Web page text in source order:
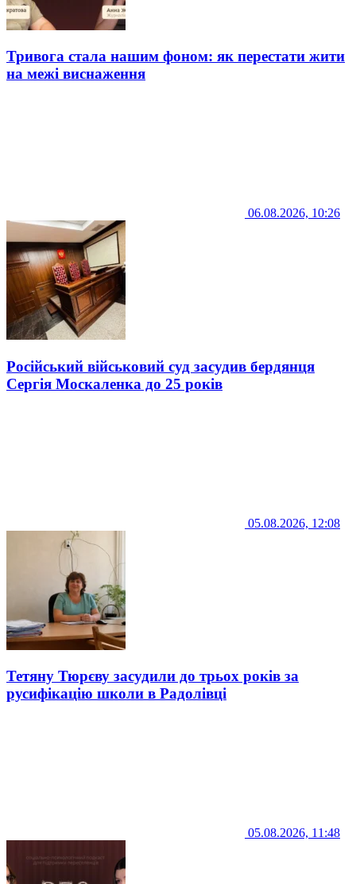
Тривога стала нашим фоном: як перестати жити
на межі виснаження
06.08.2026, 10:26
Російський військовий суд засудив бердянця
Сергія Москаленка до 25 років
05.08.2026, 12:08
Тетяну Тюрєву засудили до трьох років за
русифікацію школи в Радолівці
05.08.2026, 11:48